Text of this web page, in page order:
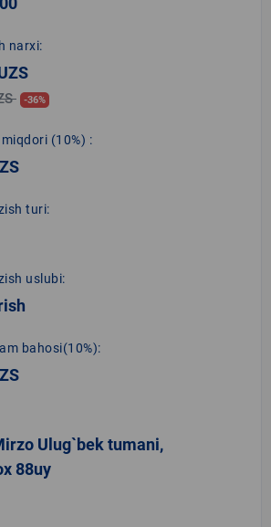
narxi:
-36%
(10%) :
turi:
uslubi:
bahosi(10%):
Ulug`bek tumani,
88uy